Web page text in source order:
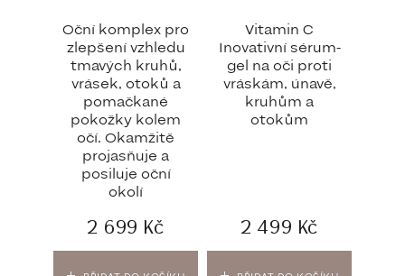
Oční komplex pro
zlepšení vzhledu
tmavých kruhů,
vrásek, otoků a
pomačkané
pokožky kolem
očí. Okamžitě
projasňuje a
posiluje oční
okolí
2 699 Kč
Vitamin C
Inovativní sérum-
gel na oči proti
vráskám, únavě,
kruhům a
otokům
2 499 Kč